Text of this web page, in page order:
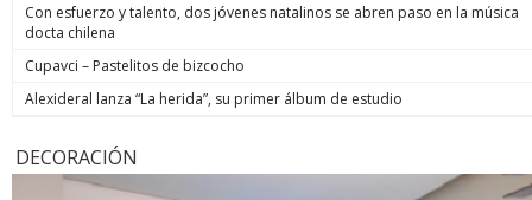
Con esfuerzo y talento, dos jóvenes natalinos se abren paso en la música
docta chilena
Cupavci – Pastelitos de bizcocho
Alexideral lanza “La herida”, su primer álbum de estudio
DECORACIÓN